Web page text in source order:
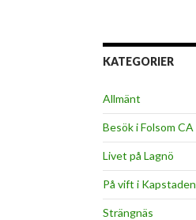
KATEGORIER
Allmänt
Besök i Folsom CA
Livet på Lagnö
På vift i Kapstaden
Strängnäs